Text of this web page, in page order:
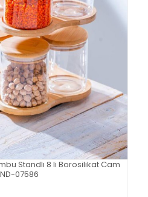
Standlı 8 li Borosilikat Cam
07586